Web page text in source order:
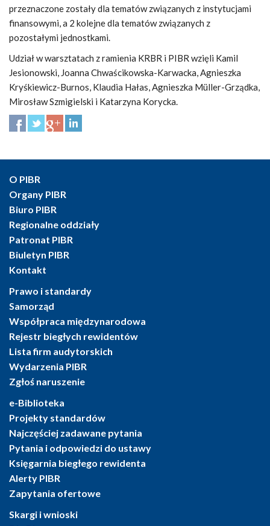
przeznaczone zostały dla tematów związanych z instytucjami
finansowymi, a 2 kolejne dla tematów związanych z
pozostałymi jednostkami.
Udział w warsztatach z ramienia KRBR i PIBR wzięli Kamil
Jesionowski, Joanna Chwaścikowska-Karwacka, Agnieszka
Kryśkiewicz-Burnos, Klaudia Hałas, Agnieszka Müller-Grządka,
Mirosław Szmigielski i Katarzyna Korycka.
O PIBR
Organy PIBR
Biuro PIBR
Regionalne oddziały
Patronat PIBR
Biuletyn PIBR
Kontakt
Prawo i standardy
Samorząd
Współpraca międzynarodowa
Rejestr biegłych rewidentów
Lista firm audytorskich
Wydarzenia PIBR
Zgłoś naruszenie
e-Biblioteka
Projekty standardów
Najczęściej zadawane pytania
Pytania i odpowiedzi do ustawy
Księgarnia biegłego rewidenta
Alerty PIBR
Zapytania ofertowe
Skargi i wnioski